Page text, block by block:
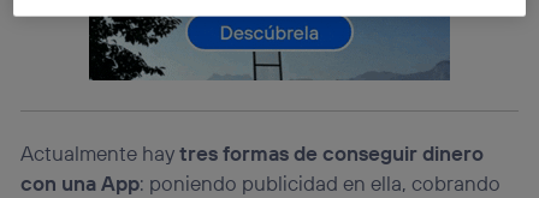
Actualmente haytres formas de conseguir dinero
con una App: poniendo publicidad en ella, cobrando
La tecnología Utiq está diseñada con la privacidad como
prioridad ofreciéndote elección y control.
operadora de telefonía, utilizando tu dirección IP y otra
telecomunicaciones vinculada a la conexión que utilizas
(p. ej., número de teléfono móvil).